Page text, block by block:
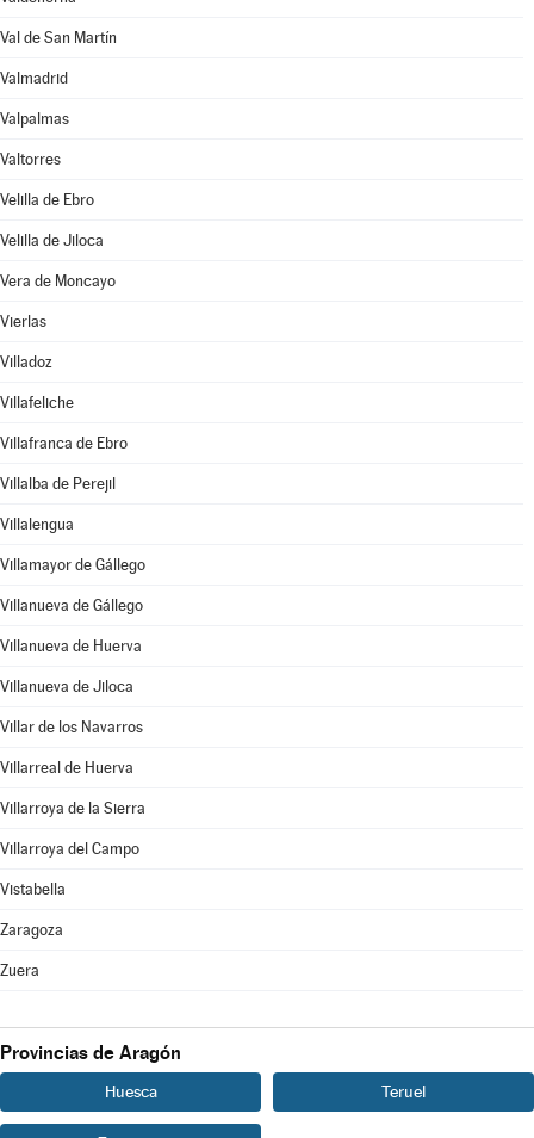
Val de San Martín
Valmadrid
Valpalmas
Valtorres
Velilla de Ebro
Velilla de Jiloca
Vera de Moncayo
Vierlas
Villadoz
Villafeliche
Villafranca de Ebro
Villalba de Perejil
Villalengua
Villamayor de Gállego
Villanueva de Gállego
Villanueva de Huerva
Villanueva de Jiloca
Villar de los Navarros
Villarreal de Huerva
Villarroya de la Sierra
Villarroya del Campo
Vistabella
Zaragoza
Zuera
Provincias de Aragón
Huesca Teruel